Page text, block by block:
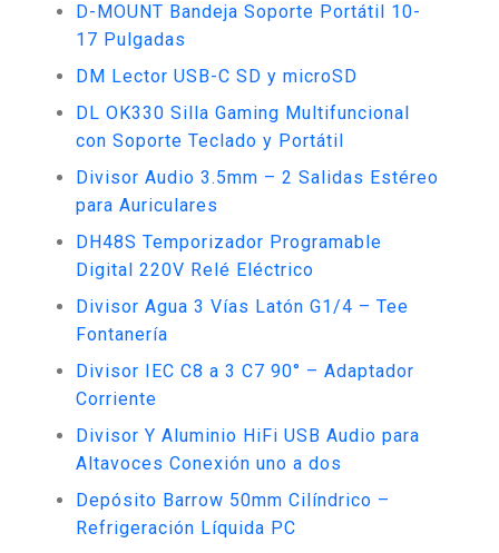
D-MOUNT Bandeja Soporte Portátil 10-
17 Pulgadas
DM Lector USB-C SD y microSD
DL OK330 Silla Gaming Multifuncional
con Soporte Teclado y Portátil
Divisor Audio 3.5mm – 2 Salidas Estéreo
para Auriculares
DH48S Temporizador Programable
Digital 220V Relé Eléctrico
Divisor Agua 3 Vías Latón G1/4 – Tee
Fontanería
Divisor IEC C8 a 3 C7 90° – Adaptador
Corriente
Divisor Y Aluminio HiFi USB Audio para
Altavoces Conexión uno a dos
Depósito Barrow 50mm Cilíndrico –
Refrigeración Líquida PC